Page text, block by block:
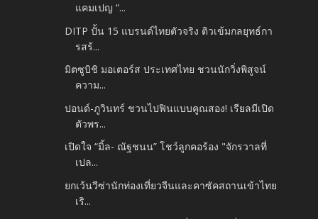
แคมเปญ “...
DITP ปั้น 15 แบรนด์ไทยตัวจริง ติวเข้มกลยุทธ์กา
รสร้...
มิตซูบิชิ มอเตอร์ส ประเทศไทย ชวนนักวิ่งพิสูจน์
ความ...
ปอนด์-ภูวินทร์ ชวนไปฟินแบบคูณสอง! เรียลมีเปิด
ตัวพร...
เปิดใจ “มิ้ล- ณัฐชนน” โชว์ลูกคอร้อง "จักรวาลที่
เปล...
ยกเว้นวีซ่านักท่องเที่ยวจีนและคาซัคสถานเข้าไทย
เริ...